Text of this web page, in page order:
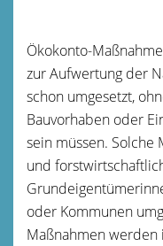
Ökokonto-
zur Aufwertung der
schon umgesetzt,
Bauvorhaben oder
sein müssen. Solche
und
oder Kommunen
Maßnahmen